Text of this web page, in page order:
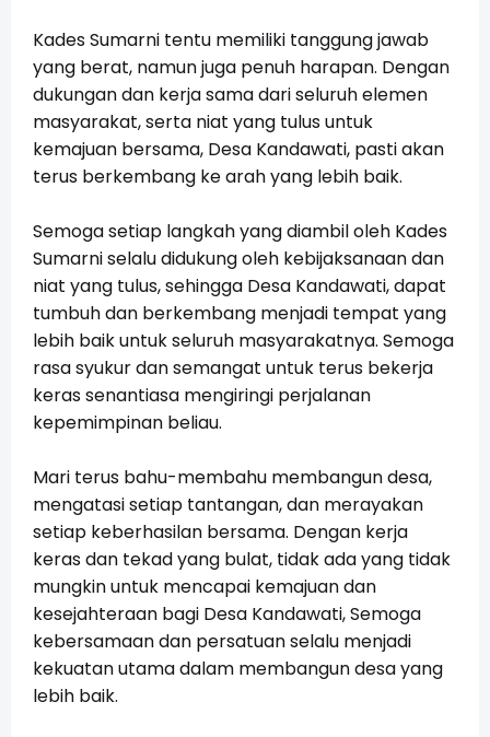
Kades Sumarni tentu memiliki tanggung jawab
yang berat, namun juga penuh harapan. Dengan
dukungan dan kerja sama dari seluruh elemen
masyarakat, serta niat yang tulus untuk
kemajuan bersama, Desa Kandawati, pasti akan
terus berkembang ke arah yang lebih baik.
Semoga setiap langkah yang diambil oleh Kades
Sumarni selalu didukung oleh kebijaksanaan dan
niat yang tulus, sehingga Desa Kandawati, dapat
tumbuh dan berkembang menjadi tempat yang
lebih baik untuk seluruh masyarakatnya. Semoga
rasa syukur dan semangat untuk terus bekerja
keras senantiasa mengiringi perjalanan
kepemimpinan beliau.
Mari terus bahu-membahu membangun desa,
mengatasi setiap tantangan, dan merayakan
setiap keberhasilan bersama. Dengan kerja
keras dan tekad yang bulat, tidak ada yang tidak
mungkin untuk mencapai kemajuan dan
kesejahteraan bagi Desa Kandawati, Semoga
kebersamaan dan persatuan selalu menjadi
kekuatan utama dalam membangun desa yang
lebih baik.